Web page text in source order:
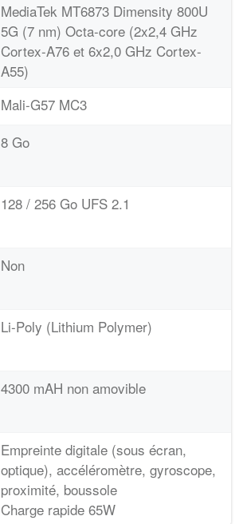
MediaTek MT6873 Dimensity 800U
5G (7 nm) Octa-core (2x2,4 GHz
Cortex-A76 et 6x2,0 GHz Cortex-
A55)
Mali-G57 MC3
8 Go
128 / 256 Go UFS 2.1
Non
Li-Poly (Lithium Polymer)
4300 mAH non amovible
Empreinte digitale (sous écran,
optique), accéléromètre, gyroscope,
proximité, boussole
Charge rapide 65W